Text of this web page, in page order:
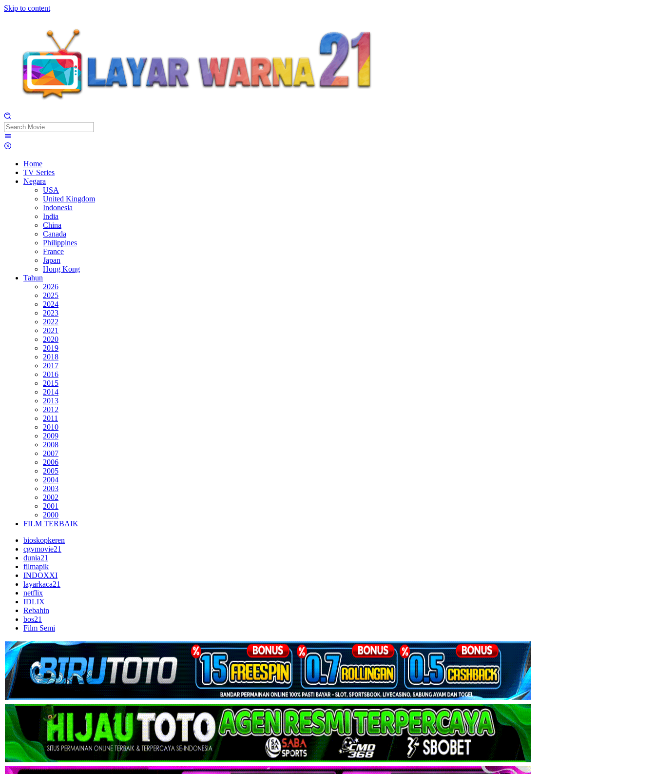
Skip to content
Home
TV Series
Negara
USA
United Kingdom
Indonesia
India
China
Canada
Philippines
France
Japan
Hong Kong
Tahun
2026
2025
2024
2023
2022
2021
2020
2019
2018
2017
2016
2015
2014
2013
2012
2011
2010
2009
2008
2007
2006
2005
2004
2003
2002
2001
2000
FILM TERBAIK
bioskopkeren
cgvmovie21
dunia21
filmapik
INDOXXI
layarkaca21
netflix
IDLIX
Rebahin
bos21
Film Semi